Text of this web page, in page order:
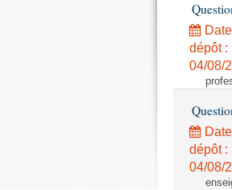
dépôt :
04/08/
dépôt :
04/08/